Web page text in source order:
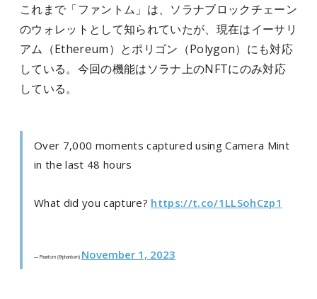
これまで「ファントム」は、ソラナブロックチェーン
のウォレットとして知られていたが、現在はイーサリ
アム（Ethereum）とポリゴン（Polygon）にも対応
している。今回の機能はソラナ上のNFTにのみ対応
している。
Over 7,000 moments captured using Camera Mint
in the last 48 hours
What did you capture? https://t.co/1LLSohCzp1
— Phantom (@phantom) November 1, 2023